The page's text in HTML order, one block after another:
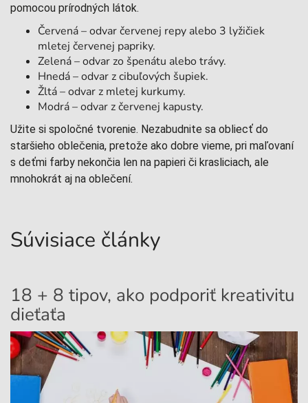
pomocou prírodných látok.
Červená – odvar červenej repy alebo 3 lyžičiek
mletej červenej papriky.
Zelená – odvar zo špenátu alebo trávy.
Hnedá – odvar z cibuľových šupiek.
Žltá – odvar z mletej kurkumy.
Modrá – odvar z červenej kapusty.
Užite si spoločné tvorenie. Nezabudnite sa obliecť do
staršieho oblečenia, pretože ako dobre vieme, pri maľovaní
s deťmi farby nekončia len na papieri či krasliciach, ale
mnohokrát aj na oblečení.
Súvisiace články
18 + 8 tipov, ako podporiť kreativitu
dieťaťa